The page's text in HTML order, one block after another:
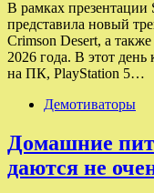
В рамках презентации
представила новый
Crimson Desert, а
2026 года. В этот
на ПК, PlayStation 5…
Демотиваторы
Домашние
даются не